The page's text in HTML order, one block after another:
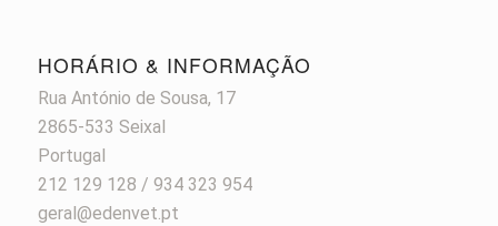
HORÁRIO & INFORMAÇÃO
Rua António de Sousa, 17
2865-533 Seixal
Portugal
212 129 128 / 934 323 954
geral@edenvet.pt